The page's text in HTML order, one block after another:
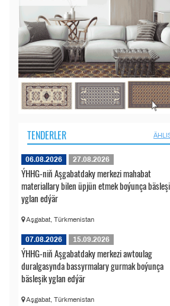
TENDERLER
06.08.2026 27.08.2026
ÝHHG-niň Aşgabatdaky merkezi mahabat
materiallary bilen üpjün etmek boýunça
yglan edýär
Aşgabat, Türkmenistan
07.08.2026 15.09.2026
ÝHHG-niň Aşgabatdaky merkezi awtoulag
duralgasynda bassyrmalary gurmak boýunça
bäsleşik yglan edýär
Aşgabat, Türkmenistan